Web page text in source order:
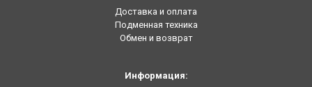
Доставка и оплата
Подменная техника
Обмен и возврат
Информация: